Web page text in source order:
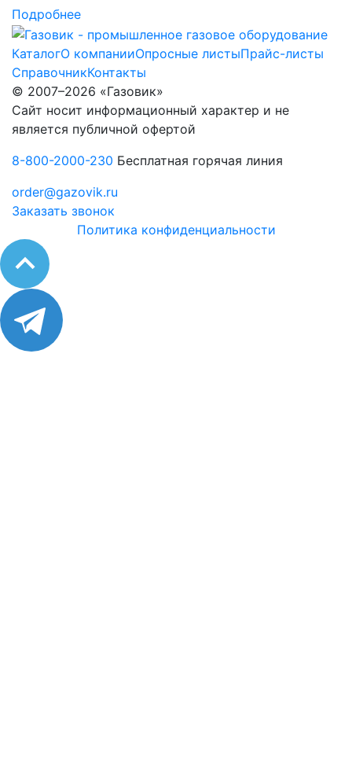
Подробнее
КаталогО компанииОпросные листыПрайс-листы
СправочникКонтакты
© 2007–2026 «Газовик»
Сайт носит информационный характер и не
является публичной офертой
8-800-2000-230 Бесплатная горячая линия
order@gazovik.ru
Заказать звонок
Политика конфиденциальности